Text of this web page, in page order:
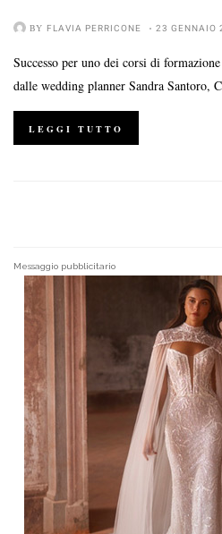
BY FLAVIA PERRICONE 23 GENNAIO
Successo per uno dei corsi di
dalle wedding planner Sandra Santoro,
LEGGI TUTTO
Messaggio pubblicitario